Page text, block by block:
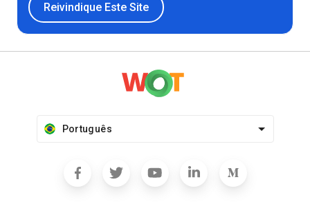
Reivindique Este Site
Português